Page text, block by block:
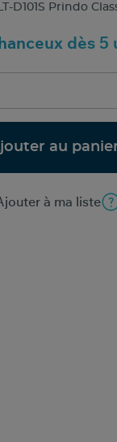
D101S Prindo
dès 5
au
à ma liste